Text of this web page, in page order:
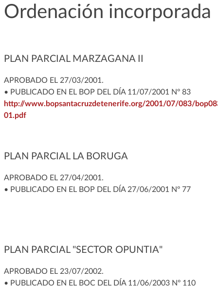
Ordenación incorporada
PLAN PARCIAL MARZAGANA II
APROBADO EL 27/03/2001.
• PUBLICADO EN EL BOP DEL DÍA 11/07/2001 Nº 83
http://www.bopsantacruzdetenerife.org/2001/07/083/
01.pdf
PLAN PARCIAL LA BORUGA
APROBADO EL 27/04/2001.
• PUBLICADO EN EL BOP DEL DÍA 27/06/2001 Nº 77
PLAN PARCIAL "SECTOR OPUNTIA"
APROBADO EL 23/07/2002.
• PUBLICADO EN EL BOC DEL DÍA 11/06/2003 Nº 110